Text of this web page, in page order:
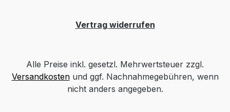
Vertrag widerrufen
Alle Preise inkl. gesetzl. Mehrwertsteuer zzgl.
Versandkostenund ggf. Nachnahmegebühren, wenn
nicht anders angegeben.